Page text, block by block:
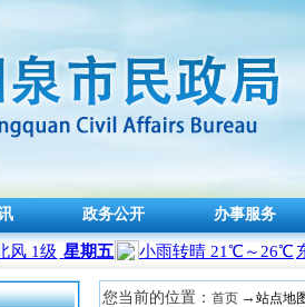
政务公开 办事服务
您当前的位置： 首页 → 站点地